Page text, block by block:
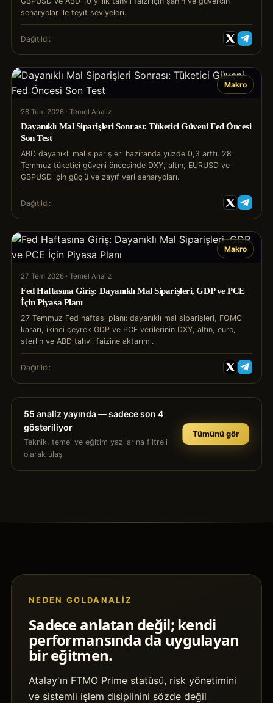
senaryolar ile teyit seviyeleri.
Dağıtıldı:
Makro
28 Tem 2026 · Temel Analiz
Dayanıklı Mal Siparişleri Sonrası: Tüketici Güveni Fed Öncesi
Son Test
ABD dayanıklı mal siparişleri haziranda yüzde 0,3 arttı. 28
Temmuz tüketici güveni öncesinde DXY, altın, EURUSD ve
GBPUSD için güçlü ve zayıf veri senaryoları.
Dağıtıldı:
Makro
27 Tem 2026 · Temel Analiz
Fed Haftasına Giriş: Dayanıklı Mal Siparişleri, GDP ve PCE
İçin Piyasa Planı
27 Temmuz Fed haftası planı: dayanıklı mal siparişleri, FOMC
kararı, ikinci çeyrek GDP ve PCE verilerinin DXY, altın, euro,
sterlin ve ABD tahvil faizine aktarımı.
Dağıtıldı:
55 analiz yayında — sadece son 4
gösteriliyor
Teknik, temel ve eğitim yazılarına filtreli
olarak ulaş
Tümünü gör
NEDEN GOLDANALIZ
Sadece anlatan değil; kendi
performansında da uygulayan
bir eğitmen.
Atalay'ın FTMO Prime statüsü, risk yönetimini
ve sistemli işlem disiplinini sözde değil